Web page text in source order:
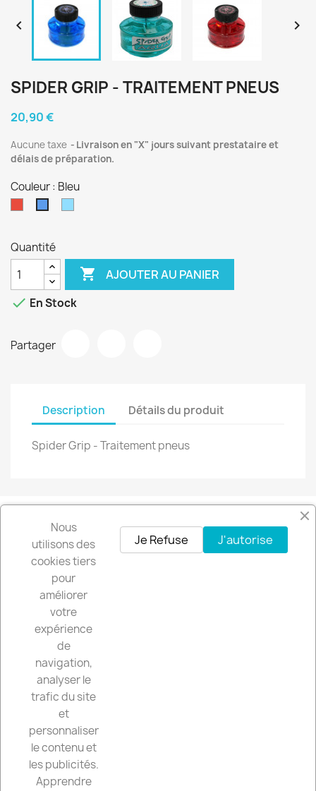
 
SPIDER GRIP - TRAITEMENT PNEUS
20,90 €
Aucune taxe
Livraison en "X" jours suivant prestataire et
délais de préparation.
Couleur : Bleu
Quantité
 AJOUTER AU PANIER
 En Stock
Partager
Description Détails du produit
Spider Grip - Traitement pneus
FacebookInstagram
Recevez nos offres spéciales
Vous pouvez vous désinscrire à tout moment. Vous trouverez pour cela
nos informations de contact dans les conditions d'utilisation du site.
CGV
VOTRE COMPTE
Nous
utilisons des
cookies tiers
pour
améliorer
votre
expérience
de
navigation,
analyser le
trafic du site
et
personnaliser
le contenu et
les publicités.
Apprendre
J'autorise
Je Refuse